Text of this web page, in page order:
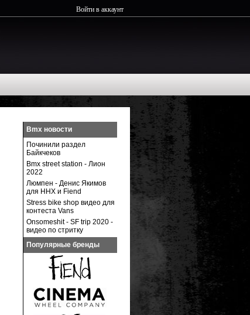
Войти в аккаунт
Bmx новости
Починили раздел
Байкчеков
Bmx street station - Лион
2022
Люмпен - Денис Якимов
для ННХ и Fiend
Stress bike shop видео для
контеста Vans
Onsomeshit - SF trip 2020 -
видео по стритку
Популярные бренды